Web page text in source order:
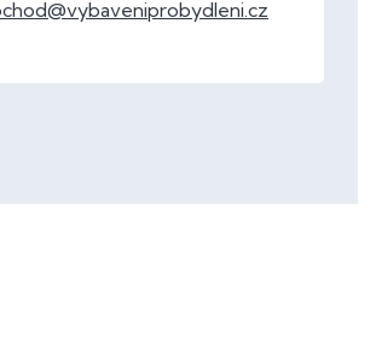
@vybaveniprobydleni.cz